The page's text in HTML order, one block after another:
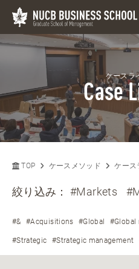
ケースラ
Case
TOP ケースメソッド ケース
絞り込み：#Markets
#& #Acquisitions #Global #Global
#Strategic #Strategic management